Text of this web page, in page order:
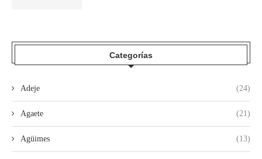
Categorías
Adeje (24)
Agaete (21)
Agüimes (13)